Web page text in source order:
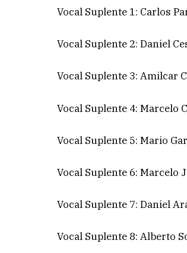
Vocal Suplente 1: Carlos
Vocal Suplente 2: Daniel
Vocal Suplente 3: Amilcar
Vocal Suplente 4: Marcelo
Vocal Suplente 5: Mario
Vocal Suplente 6: Marcelo
Vocal Suplente 7: Daniel
Vocal Suplente 8: Alberto